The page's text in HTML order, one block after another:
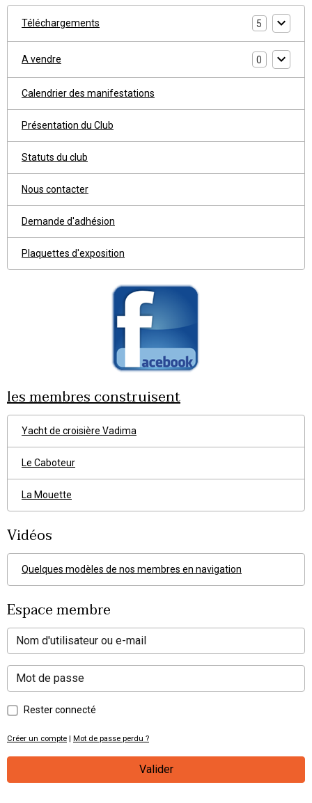
Téléchargements 5
A vendre 0
Calendrier des manifestations
Présentation du Club
Statuts du club
Nous contacter
Demande d'adhésion
Plaquettes d'exposition
les membres construisent
Yacht de croisière Vadima
Le Caboteur
La Mouette
Vidéos
Quelques modèles de nos membres en navigation
Espace membre
Rester connecté
Créer un compte | Mot de passe perdu ?
Valider